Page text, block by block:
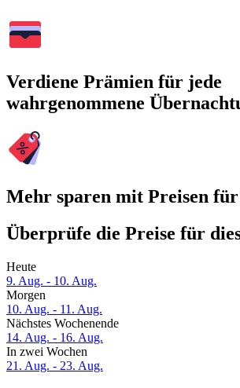
Verdiene Prämien für jede
wahrgenommene
Mehr sparen mit Preisen
Überprüfe die Preise für
Heute
9. Aug. - 10. Aug.
Morgen
10. Aug. - 11. Aug.
Nächstes Wochenende
14. Aug. - 16. Aug.
In zwei Wochen
21. Aug. - 23. Aug.